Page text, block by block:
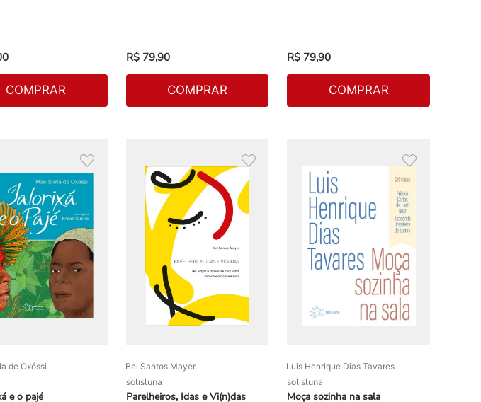
COMPRAR
R$ 79,90
COMPRAR
R$ 79,90
COMPRAR
de Oxóssi
e o pajé
Bel Santos Mayer
solisluna
Parelheiros, Idas e Vi(n)das
Luis Henrique Dias Tavares
solisluna
Moça sozinha na sala